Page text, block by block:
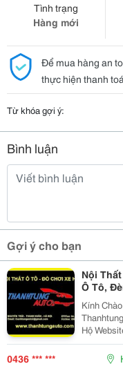
Tình trạng
Hàng mới
Để mua hàng an
thực hiện thanh
Từ khóa gợi ý:
Bình luận
Gợi ý cho bạn
Nội
Ô Tô,
Kính
Hộ Website: Www.thanhtungauto.com Nội Thất Ô Tô-
Các
0436 *** ***